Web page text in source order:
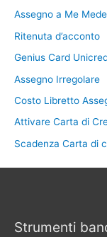
Assegno a Me
Ritenuta d’acconto
Genius Card
Assegno Irregolare
Costo Libretto
Attivare Carta di
Scadenza Carta di
Strumenti